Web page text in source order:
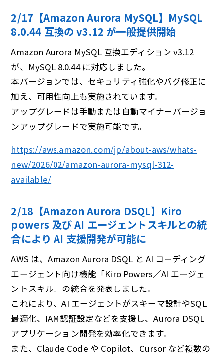
2/17【Amazon Aurora MySQL】MySQL
8.0.44 互換の v3.12 が⼀般提供開始
Amazon Aurora MySQL 互換エディション v3.12
が、MySQL 8.0.44 に対応しました。
本バージョンでは、セキュリティ強化やバグ修正に
加え、可用性向上も実施されています。
アップグレードは手動または自動マイナーバージョ
ンアップグレードで実施可能です。
https://aws.amazon.com/jp/about-aws/whats-
new/2026/02/amazon-aurora-mysql-312-
available/
2/18【Amazon Aurora DSQL】Kiro
powers 及び AI エージェントスキルとの統
合により AI ⽀援開発が可能に
AWS は、Amazon Aurora DSQL と AI コーディング
エージェント向け機能「Kiro Powers／AI エージェ
ントスキル」の統合を発表しました。
これにより、AI エージェントがスキーマ設計やSQL
最適化、IAM認証設定などを支援し、Aurora DSQL
アプリケーション開発を効率化できます。
また、Claude Code や Copilot、Cursor など複数の